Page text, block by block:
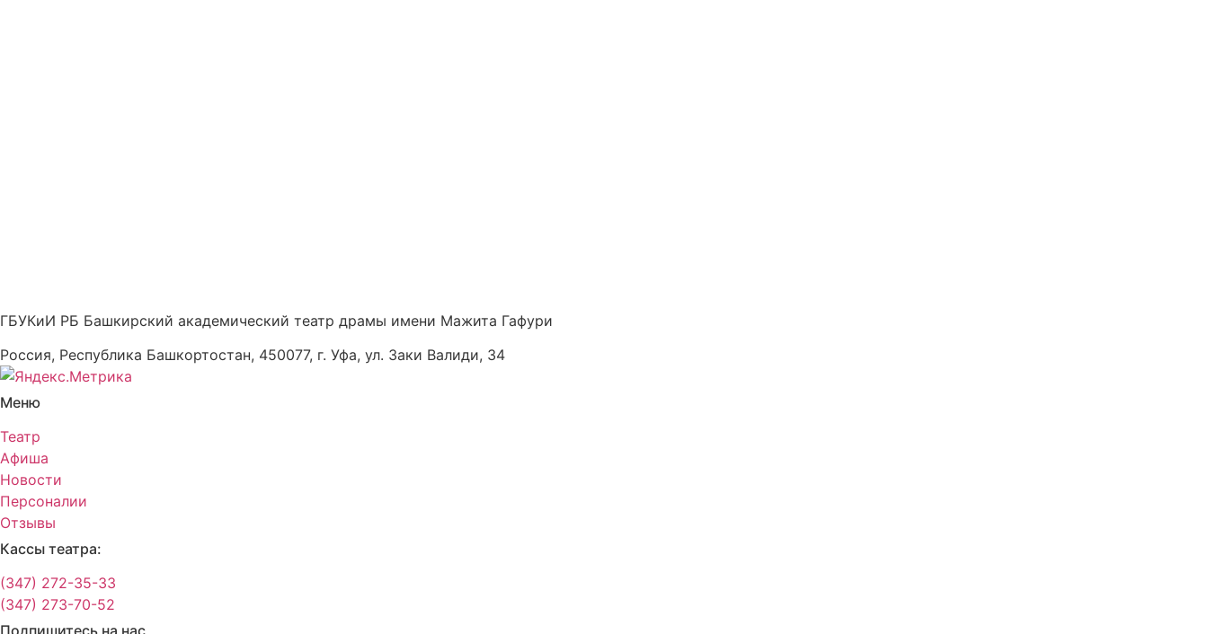
ГБУКиИ РБ Башкирский академический театр драмы имени Мажита Гафури
Россия, Республика Башкортостан, 450077, г. Уфа, ул. Заки Валиди, 34
Меню
Театр
Афиша
Новости
Персоналии
Отзывы
Кассы театра:
(347) 272-35-33
(347) 273-70-52